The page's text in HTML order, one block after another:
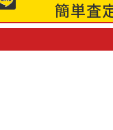
簡単査